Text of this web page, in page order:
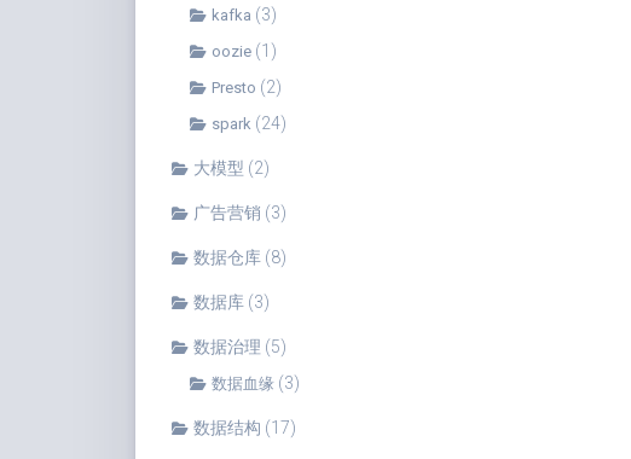
kafka (3)
oozie (1)
Presto (2)
spark (24)
大模型 (2)
广告营销 (3)
数据仓库 (8)
数据库 (3)
数据治理 (5)
数据血缘 (3)
数据结构 (17)